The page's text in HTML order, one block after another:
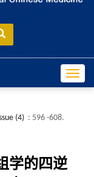
(4) : 596 -608.
学的四逆